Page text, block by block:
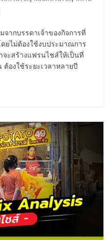
ากบรรดาเจ้าของกิจการที่
ดยไม่ต้องใช้งบประมาณการ
จะสร้างแฟรนไชส์ให้เป็นที่
องใช้ระยะเวลาหลายปี